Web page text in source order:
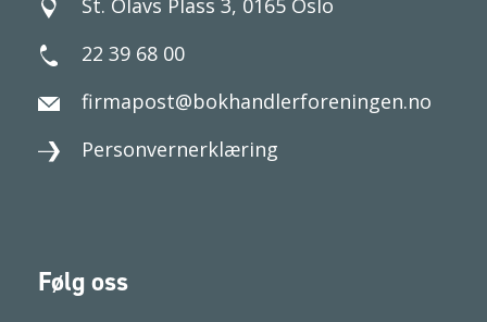
22 39 68 00
firmapost@bokhandlerforeningen.no
Personvernerklæring
Følg oss